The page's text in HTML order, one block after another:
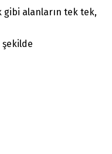
gibi alanların tek tek,